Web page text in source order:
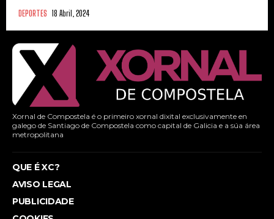
DEPORTES 18 Abril, 2024
Xornal de Compostela é o primeiro xornal dixital exclusivamente en
galego de Santiago de Compostela como capital de Galicia e a súa área
metropolitana
QUE É XC?
AVISO LEGAL
PUBLICIDADE